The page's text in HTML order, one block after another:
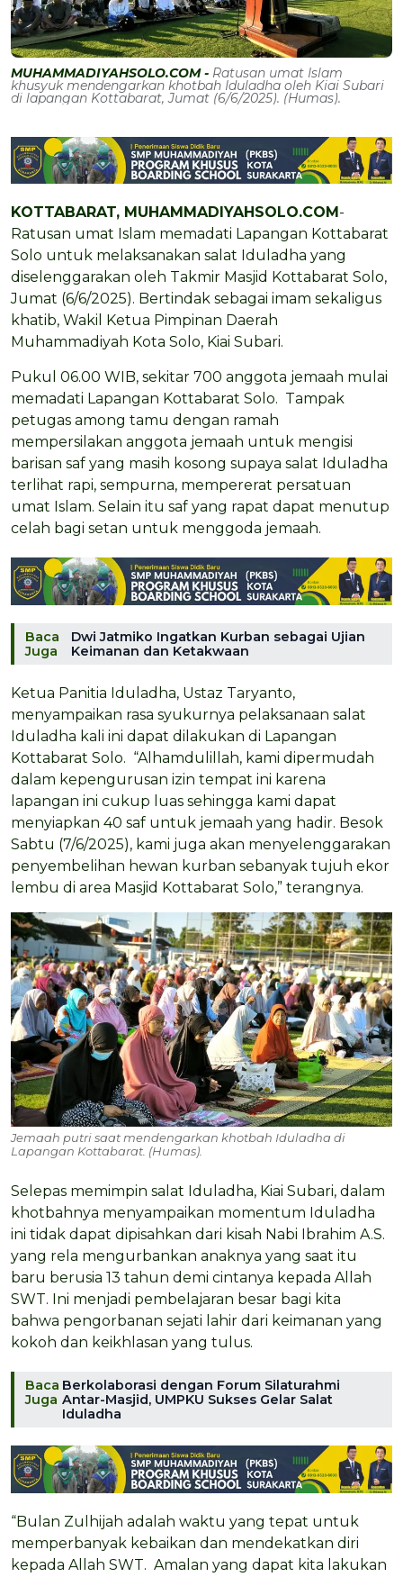
MUHAMMADIYAHSOLO.COM - Ratusan umat Islam
khusyuk mendengarkan khotbah Iduladha oleh Kiai Subari
di lapangan Kottabarat, Jumat (6/6/2025). (Humas).
KOTTABARAT, MUHAMMADIYAHSOLO.COM -
Ratusan umat Islam memadati Lapangan Kottabarat
Solo untuk melaksanakan salat Iduladha yang
diselenggarakan oleh Takmir Masjid Kottabarat Solo,
Jumat (6/6/2025). Bertindak sebagai imam sekaligus
khatib, Wakil Ketua Pimpinan Daerah
Muhammadiyah Kota Solo, Kiai Subari.
Pukul 06.00 WIB, sekitar 700 anggota jemaah mulai
memadati Lapangan Kottabarat Solo. Tampak
petugas among tamu dengan ramah
mempersilakan anggota jemaah untuk mengisi
barisan saf yang masih kosong supaya salat Iduladha
terlihat rapi, sempurna, mempererat persatuan
umat Islam. Selain itu saf yang rapat dapat menutup
celah bagi setan untuk menggoda jemaah.
Baca
Juga
Dwi Jatmiko Ingatkan Kurban sebagai Ujian
Keimanan dan Ketakwaan
Ketua Panitia Iduladha, Ustaz Taryanto,
menyampaikan rasa syukurnya pelaksanaan salat
Iduladha kali ini dapat dilakukan di Lapangan
Kottabarat Solo. “Alhamdulillah, kami dipermudah
dalam kepengurusan izin tempat ini karena
lapangan ini cukup luas sehingga kami dapat
menyiapkan 40 saf untuk jemaah yang hadir. Besok
Sabtu (7/6/2025), kami juga akan menyelenggarakan
penyembelihan hewan kurban sebanyak tujuh ekor
lembu di area Masjid Kottabarat Solo,” terangnya.
Jemaah putri saat mendengarkan khotbah Iduladha di
Lapangan Kottabarat. (Humas).
Selepas memimpin salat Iduladha, Kiai Subari, dalam
khotbahnya menyampaikan momentum Iduladha
ini tidak dapat dipisahkan dari kisah Nabi Ibrahim A.S.
yang rela mengurbankan anaknya yang saat itu
baru berusia 13 tahun demi cintanya kepada Allah
SWT. Ini menjadi pembelajaran besar bagi kita
bahwa pengorbanan sejati lahir dari keimanan yang
kokoh dan keikhlasan yang tulus.
Baca
Juga
Berkolaborasi dengan Forum Silaturahmi
Antar-Masjid, UMPKU Sukses Gelar Salat
Iduladha
“Bulan Zulhijah adalah waktu yang tepat untuk
memperbanyak kebaikan dan mendekatkan diri
kepada Allah SWT. Amalan yang dapat kita lakukan